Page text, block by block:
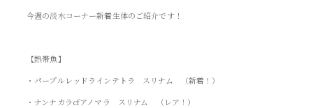
今週の淡水コーナー新着生体のご紹介です！
【熱帯魚】
・パープルレッドラインテトラ スリナム （新着！）
・ナンナカラcfアノマラ スリナム （レア！）